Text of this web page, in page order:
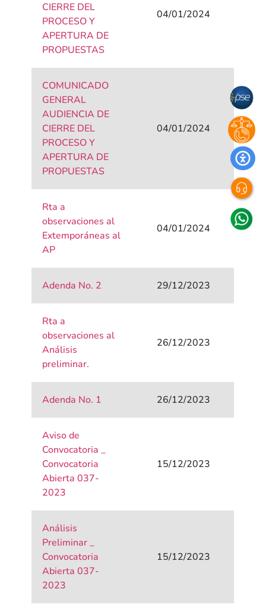
CIERRE DEL
PROCESO Y
APERTURA DE
PROPUESTAS
04/01/2024
COMUNICADO
GENERAL
AUDIENCIA DE
CIERRE DEL
PROCESO Y
APERTURA DE
PROPUESTAS
04/01/2024
Rta a
observaciones al
Extemporáneas al
AP
04/01/2024
Adenda No. 2 29/12/2023
Rta a
observaciones al
Análisis
preliminar.
26/12/2023
Adenda No. 1 26/12/2023
Aviso de
Convocatoria _
Convocatoria
Abierta 037-
2023
15/12/2023
Análisis
Preliminar _
Convocatoria
Abierta 037-
2023
15/12/2023